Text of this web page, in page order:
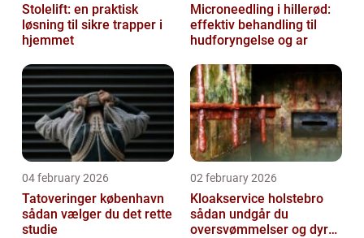
Stolelift: en praktisk
løsning til sikre trapper i
hjemmet
Microneedling i hillerød:
effektiv behandling til
hudforyngelse og ar
04 february 2026
Tatoveringer københavn
sådan vælger du det rette
studie
02 february 2026
Kloakservice holstebro
sådan undgår du
oversvømmelser og dyre